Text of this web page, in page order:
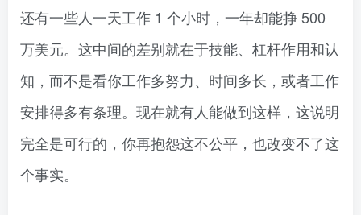
还有一些人一天工作 1 个小时，一年却能挣 500
万美元。这中间的差别就在于技能、杠杆作用和认
知，而不是看你工作多努力、时间多长，或者工作
安排得多有条理。现在就有人能做到这样，这说明
完全是可行的，你再抱怨这不公平，也改变不了这
个事实。